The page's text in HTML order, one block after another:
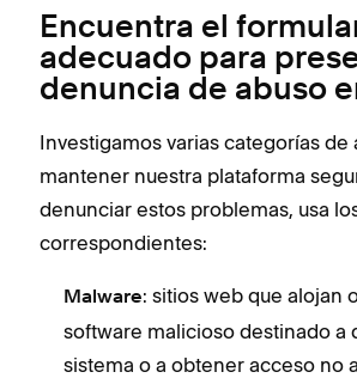
Encuentra el
adecuado para
denuncia de abuso
Investigamos varias categorías de
mantener nuestra plataforma
denunciar estos problemas, usa
correspondientes:
Malware: sitios web que alojan
software malicioso destinado a
sistema o a obtener acceso no